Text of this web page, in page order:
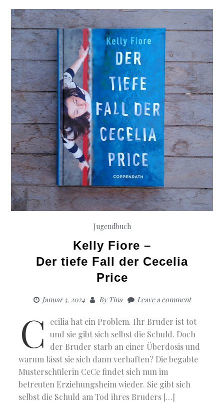
Die
Seele
Jugendbuch
Kelly Fiore –
Der tiefe Fall der Cecelia
Price
Januar 3, 2024 ByTina Leave a comment
C
ecilia hat ein Problem. Ihr Bruder ist tot
und sie gibt sich selbst die Schuld. Doch
der Bruder starb an einer Überdosis und
warum lässt sie sich dann verhaften? Die begabte
Musterschülerin CeCe findet sich nun im
betreuten Erziehungsheim wieder. Sie gibt sich
selbst die Schuld am Tod ihres Bruders […]